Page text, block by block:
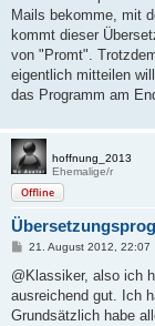
r
a
Mails bekomme, mit
kommt dieser
von "Promt".
eigentlich mitteilen
das Programm am
hoffnung_2013
Ehemalige/r
Offline
B
i
r
a
21. August 2012, 22:07
@Klassiker, also ich
ausreichend gut. Ich
Grundsätzlich habe